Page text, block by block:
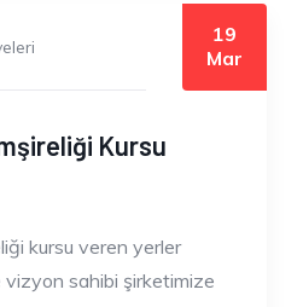
19
Mar
Kursu
kursu veren yerler
vizyon sahibi şirketimize